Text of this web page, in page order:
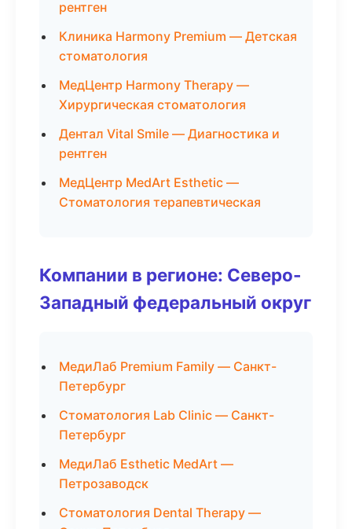
рентген
Клиника Harmony Premium — Детская
стоматология
МедЦентр Harmony Therapy —
Хирургическая стоматология
Дентал Vital Smile — Диагностика и
рентген
МедЦентр MedArt Esthetic —
Стоматология терапевтическая
Компании в регионе: Северо-
Западный федеральный округ
МедиЛаб Premium Family — Санкт-
Петербург
Стоматология Lab Clinic — Санкт-
Петербург
МедиЛаб Esthetic MedArt —
Петрозаводск
Стоматология Dental Therapy —